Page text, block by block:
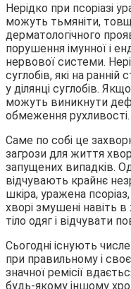
Нерідко при псоріазі
можуть тьмяніти,
дерматологічного
порушення імунної і
нервової системи.
суглобів, які на
у ділянці суглобів.
можуть виникнути
обмеження рухливості.
Саме по собі це
загрози для життя
запущених випадків.
відчувають крайнє
шкіра, уражена
хворі змушені навіть
тіло одяг і відчувати
Сьогодні існують
при правильному і
значної ремісії
будь-якому іншому